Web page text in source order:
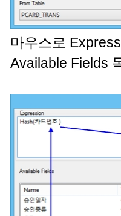
마우스로
Available Fields